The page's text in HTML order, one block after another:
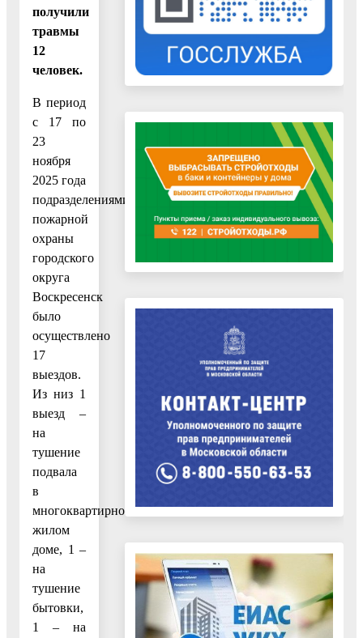
получили
травмы
12
человек.
В период
с 17 по
23
ноября
2025 года
подразделениями
пожарной
охраны
городского
округа
Воскресенск
было
осуществлено
17
выездов.
Из низ 1
выезд –
на
тушение
подвала
в
многоквартирном
жилом
доме, 1 –
на
тушение
бытовки,
1 – на